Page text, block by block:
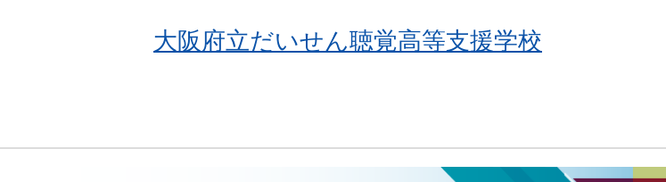
大阪府立だいせん聴覚高等支援学校